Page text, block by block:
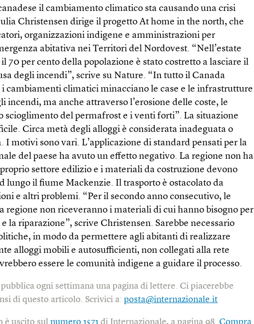
il cambiamento climatico sta causando una crisi
Christensen dirige il progetto At home in the north, che
organizzazioni indigene e amministrazioni per
abitativa nei Territori del Nordovest. “Nell’estate
il 70 per cento della popolazione è stato costretto a lasciare il
degli incendi”, scrive su Nature. “In tutto il Canada
cambiamenti climatici minacciano le case e le infrastrutture
incendi, ma anche attraverso l’erosione delle coste, le
scioglimento del permafrost e i venti forti”. La situazione
Circa metà degli alloggi è considerata inadeguata o
I motivi sono vari. L’applicazione di standard pensati per la
del paese ha avuto un effetto negativo. La regione non ha
settore edilizio e i materiali da costruzione devono
lungo il fiume Mackenzie. Il trasporto è ostacolato da
e altri problemi. “Per il secondo anno consecutivo, le
regione non riceveranno i materiali di cui hanno bisogno per
la riparazione”, scrive Christensen. Sarebbe necessario
in modo da permettere agli abitanti di realizzare
alloggi mobili e autosufficienti, non collegati alla rete
essere le comunità indigene a guidare il processo.
ogni settimana una pagina di lettere. Ci piacerebbe
di questo articolo. Scrivici a:posta@internazionale.it
è uscito sulnumero 1571 di Internazionale, a pagina 98.Compra